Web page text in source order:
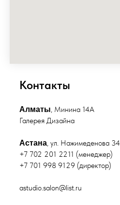
Контакты
Алматы, Минина 14А
Галерея Дизайна
Астана, ул. Нажимеденова 34
+7 702 201 2211 (менеджер)
+7 701 998 9129 (директор)
astudio.salon@list.ru